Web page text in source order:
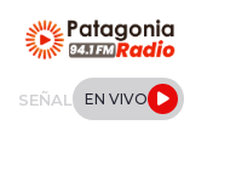
SEÑAL EN VIVO